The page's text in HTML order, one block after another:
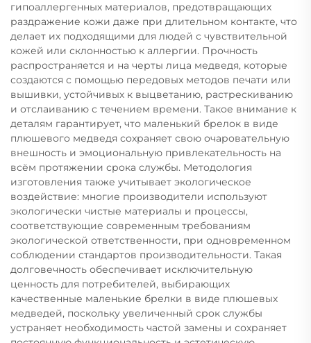
гипоаллергенных материалов, предотвращающих
раздражение кожи даже при длительном контакте, что
делает их подходящими для людей с чувствительной
кожей или склонностью к аллергии. Прочность
распространяется и на черты лица медведя, которые
создаются с помощью передовых методов печати или
вышивки, устойчивых к выцветанию, растрескиванию
и отслаиванию с течением времени. Такое внимание к
деталям гарантирует, что маленький брелок в виде
плюшевого медведя сохраняет свою очаровательную
внешность и эмоциональную привлекательность на
всём протяжении срока службы. Методология
изготовления также учитывает экологическое
воздействие: многие производители используют
экологически чистые материалы и процессы,
соответствующие современным требованиям
экологической ответственности, при одновременном
соблюдении стандартов производительности. Такая
долговечность обеспечивает исключительную
ценность для потребителей, выбирающих
качественные маленькие брелки в виде плюшевых
медведей, поскольку увеличенный срок службы
устраняет необходимость частой замены и сохраняет